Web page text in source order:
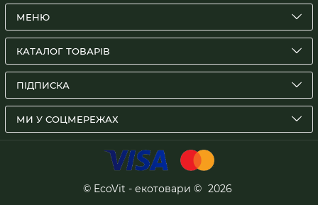
МЕНЮ
КАТАЛОГ ТОВАРІВ
ПІДПИСКА
МИ У СОЦМЕРЕЖАХ
© EcoVit - екотовари © 2026